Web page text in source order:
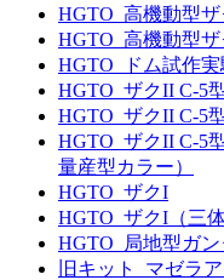
HGTO_高機動型
HGTO_高機動型
HGTO_ドム試作
HGTO_ザクII C-5
HGTO_ザクII C-5
HGTO_ザクII C-5
量産型カラー）
HGTO_ザクI
HGTO_ザクI（三体
HGTO_局地型ガン
旧キット_マゼラ